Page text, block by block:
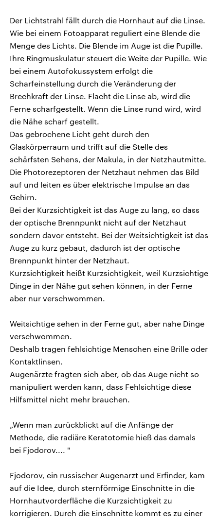
Der Lichtstrahl fällt durch die Hornhaut auf die Linse.
Wie bei einem Fotoapparat reguliert eine Blende die
Menge des Lichts. Die Blende im Auge ist die Pupille.
Ihre Ringmuskulatur steuert die Weite der Pupille. Wie
bei einem Autofokussystem erfolgt die
Scharfeinstellung durch die Veränderung der
Brechkraft der Linse. Flacht die Linse ab, wird die
Ferne scharfgestellt. Wenn die Linse rund wird, wird
die Nähe scharf gestellt.
Das gebrochene Licht geht durch den
Glaskörperraum und trifft auf die Stelle des
schärfsten Sehens, der Makula, in der Netzhautmitte.
Die Photorezeptoren der Netzhaut nehmen das Bild
auf und leiten es über elektrische Impulse an das
Gehirn.
Bei der Kurzsichtigkeit ist das Auge zu lang, so dass
der optische Brennpunkt nicht auf der Netzhaut
sondern davor entsteht. Bei der Weitsichtigkeit ist das
Auge zu kurz gebaut, dadurch ist der optische
Brennpunkt hinter der Netzhaut.
Kurzsichtigkeit heißt Kurzsichtigkeit, weil Kurzsichtige
Dinge in der Nähe gut sehen können, in der Ferne
aber nur verschwommen.
Weitsichtige sehen in der Ferne gut, aber nahe Dinge
verschwommen.
Deshalb tragen fehlsichtige Menschen eine Brille oder
Kontaktlinsen.
Augenärzte fragten sich aber, ob das Auge nicht so
manipuliert werden kann, dass Fehlsichtige diese
Hilfsmittel nicht mehr brauchen.
„Wenn man zurückblickt auf die Anfänge der
Methode, die radiäre Keratotomie hieß das damals
bei Fjodorov.... "
Fjodorov, ein russischer Augenarzt und Erfinder, kam
auf die Idee, durch sternförmige Einschnitte in die
Hornhautvorderfläche die Kurzsichtigkeit zu
korrigieren. Durch die Einschnitte kommt es zu einer